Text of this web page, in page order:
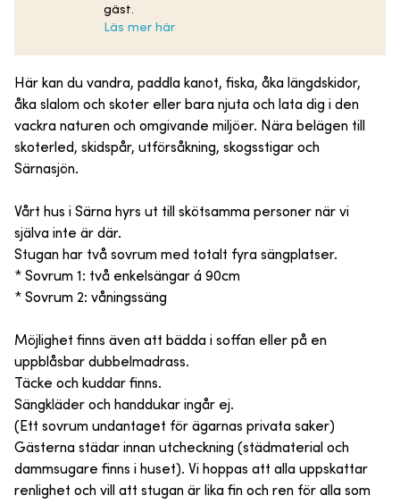
gäst.
Läs mer här
Här kan du vandra, paddla kanot, fiska, åka längdskidor,
åka slalom och skoter eller bara njuta och lata dig i den
vackra naturen och omgivande miljöer. Nära belägen till
skoterled, skidspår, utförsåkning, skogsstigar och
Särnasjön.
Vårt hus i Särna hyrs ut till skötsamma personer när vi
själva inte är där.
Stugan har två sovrum med totalt fyra sängplatser.
* Sovrum 1: två enkelsängar á 90cm
* Sovrum 2: våningssäng
Möjlighet finns även att bädda i soffan eller på en
uppblåsbar dubbelmadrass.
Täcke och kuddar finns.
Sängkläder och handdukar ingår ej.
(Ett sovrum undantaget för ägarnas privata saker)
Gästerna städar innan utcheckning (städmaterial och
dammsugare finns i huset). Vi hoppas att alla uppskattar
renlighet och vill att stugan är lika fin och ren för alla som